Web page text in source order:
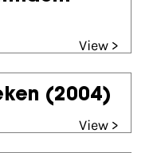
View >
(2004)
View >